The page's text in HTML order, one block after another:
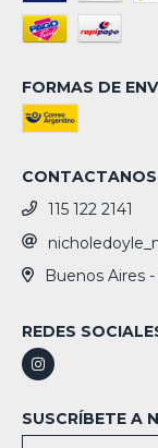
FORMAS DE
CONTACTANOS
115 122 2141
Buenos Aires
REDES
SUSCRÍBETE A